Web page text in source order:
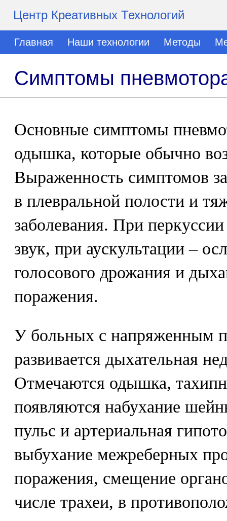
Центр Креативных Технологий
Главная Наши технологии Методы
Симптомы
Основные симптомы
одышка, которые обычно
Выраженность симптомов
в плевральной полости и
заболевания. При
звук, при аускультации –
голосового дрожания и
поражения.
У больных с напряженным
развивается дыхательная
Отмечаются одышка,
появляются набухание
пульс и артериальная
выбухание межреберных
поражения, смещение
числе трахеи, в